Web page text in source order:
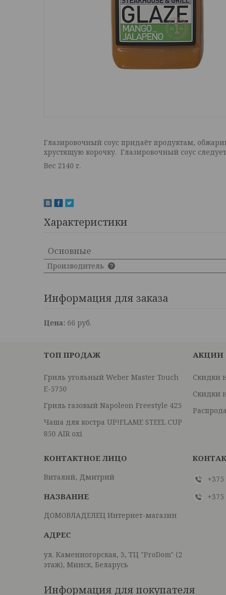
Глазировочный соус придаёт продуктам,
хрустящую корочку. Глазировочный соус
Вес 2140 г.
Характеристики
Основные
Производитель
Информация для заказа
Цена: 66 руб.
ТОП ПРОДАЖ
Гриль угольный Weber Master Touch
E-5750
Гриль газовый Napoleon Freestyle 425
Чаша для костра UP!FLAME STEEL CUP
850 AIR oxi
АКЦИИ
Скидки
Скидки
Виталий, Дмитрий
ДОМОВЛАДЕЛЕЦ Интернет-магазин
ул. Каменногорская, 3, ТЦ "ProDom" (2
этаж), Минск, Беларусь
Информация для покупателя